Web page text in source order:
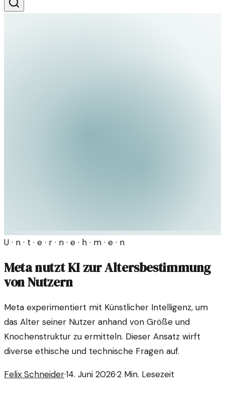
U · n · t · e · r · n · e · h · m · e · n
Meta nutzt KI zur Altersbestimmung
von Nutzern
Meta experimentiert mit Künstlicher Intelligenz, um
das Alter seiner Nutzer anhand von Größe und
Knochenstruktur zu ermitteln. Dieser Ansatz wirft
diverse ethische und technische Fragen auf.
Felix Schneider·14. Juni 2026·2 Min. Lesezeit